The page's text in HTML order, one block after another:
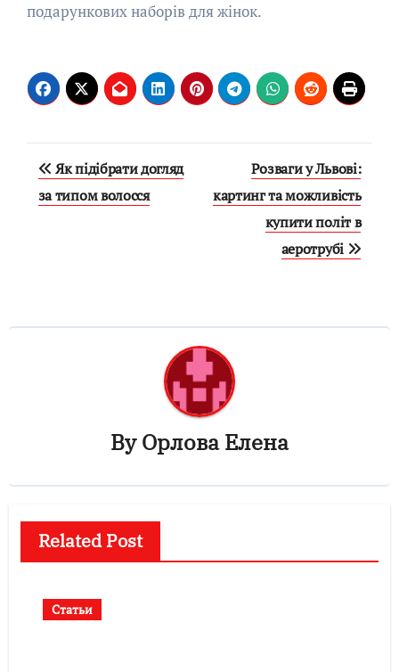
подарункових наборів для жінок.
Навигация
по
Як підібрати догляд
за типом волосся
Розваги у Львові:
картинг та можливість
купити політ в
аеротрубі
ByОрлова Елена
Related Post
Статьи